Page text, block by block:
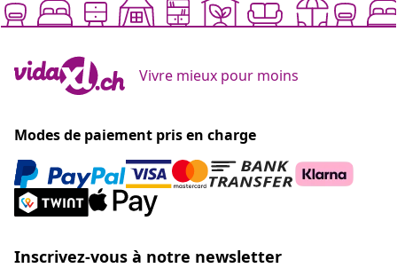
Vivre mieux pour moins
Modes de paiement pris en charge
Inscrivez-vous à notre newsletter